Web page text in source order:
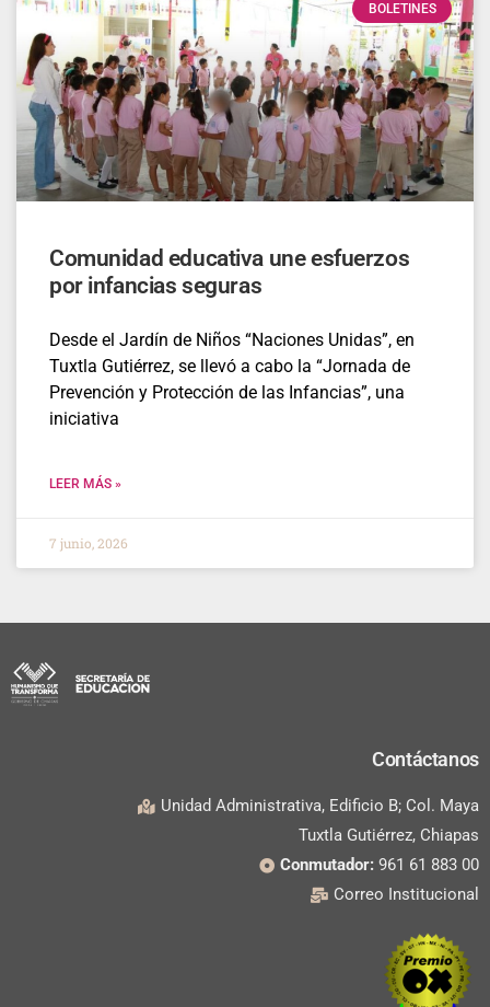
BOLETINES
Comunidad educativa une esfuerzos
por infancias seguras
Desde el Jardín de Niños “Naciones Unidas”, en
Tuxtla Gutiérrez, se llevó a cabo la “Jornada de
Prevención y Protección de las Infancias”, una
iniciativa
LEER MÁS »
7 junio, 2026
Contáctanos
Unidad Administrativa, Edificio B; Col. Maya
Tuxtla Gutiérrez, Chiapas
Conmutador: 961 61 883 00
Correo Institucional